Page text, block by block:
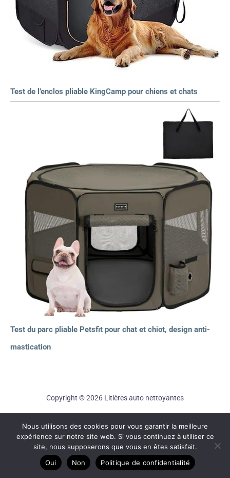
Test de l’enclos pliable KingCamp pour chiens et chats
Test du parc pliable Petsfit pour chat et chiot, design anti-
mastication
Copyright © 2026 Litières auto nettoyantes
Contact
Mentions légales
Politique de confidentialité
Nous utilisons des cookies pour vous garantir la meilleure
expérience sur notre site web. Si vous continuez à utiliser ce
site, nous supposerons que vous en êtes satisfait.
Oui
Non Politique de confidentialité